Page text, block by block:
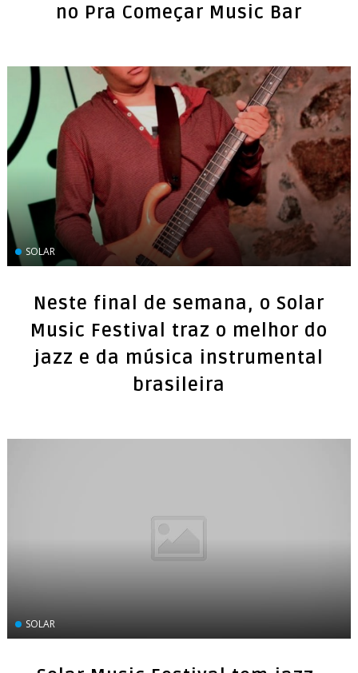
no Pra Começar Music Bar
SOLAR
Neste final de semana, o Solar
Music Festival traz o melhor do
jazz e da música instrumental
brasileira
SOLAR